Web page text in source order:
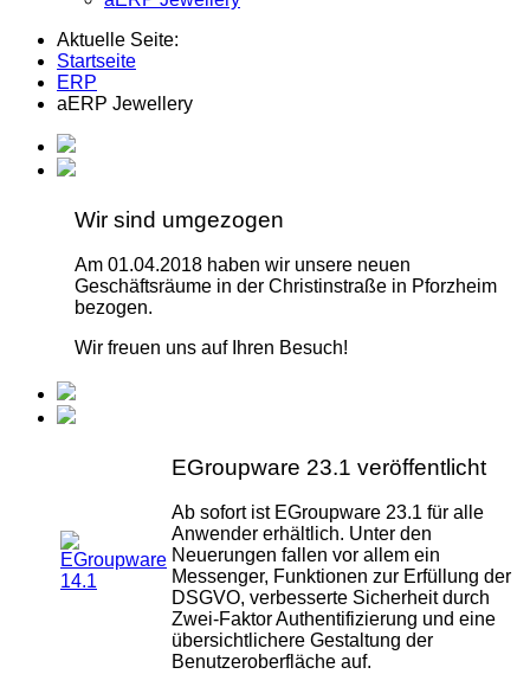
Aktuelle Seite:
Startseite
ERP
aERP Jewellery
Wir sind umgezogen
Am 01.04.2018 haben wir unsere neuen
Geschäftsräume in der Christinstraße in Pforzheim
bezogen.
Wir freuen uns auf Ihren Besuch!
EGroupware 23.1 veröffentlicht
Ab sofort ist EGroupware 23.1 für alle
Anwender erhältlich. Unter den
Neuerungen fallen vor allem ein
Messenger, Funktionen zur Erfüllung der
DSGVO, verbesserte Sicherheit durch
Zwei-Faktor Authentifizierung und eine
übersichtlichere Gestaltung der
Benutzeroberfläche auf.